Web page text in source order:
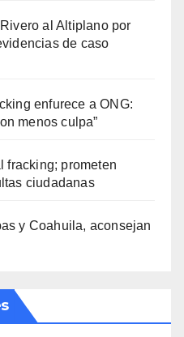
al Altiplano por
de caso
enfurece a ONG:
menos culpa”
fracking; prometen
ciudadanas
y Coahuila, aconsejan